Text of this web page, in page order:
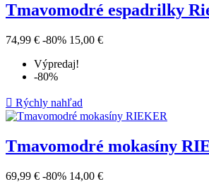
Tmavomodré espadrilky
74,99 € -80% 15,00 €
Výpredaj!
-80%
 Rýchly nahľad
Tmavomodré mokasíny
69,99 € -80% 14,00 €